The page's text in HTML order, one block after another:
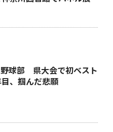
球部 県大会で初ベスト
、掴んだ悲願